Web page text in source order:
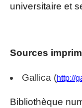
universitaire et
Sources
Gallica (http://
Bibliothèque